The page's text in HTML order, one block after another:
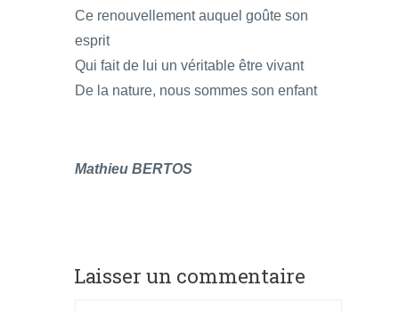
Ce renouvellement auquel goûte son
esprit
Qui fait de lui un véritable être vivant
De la nature, nous sommes son enfant
Mathieu BERTOS
Laisser un commentaire